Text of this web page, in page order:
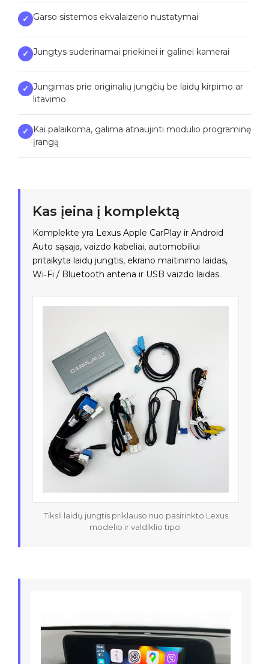
✓ Garso sistemos ekvalaizerio nustatymai
✓ Jungtys suderinamai priekinei ir galinei kamerai
✓ Jungimas prie originalių jungčių be laidų kirpimo ar
litavimo
✓
Kai palaikoma, galima atnaujinti modulio programinę
įrangą
Kas įeina į komplektą
Komplekte yra Lexus Apple CarPlay ir Android
Auto sąsaja, vaizdo kabeliai, automobiliui
pritaikyta laidų jungtis, ekrano maitinimo laidas,
Wi‑Fi / Bluetooth antena ir USB vaizdo laidas.
Tiksli laidų jungtis priklauso nuo pasirinkto Lexus
modelio ir valdiklio tipo.